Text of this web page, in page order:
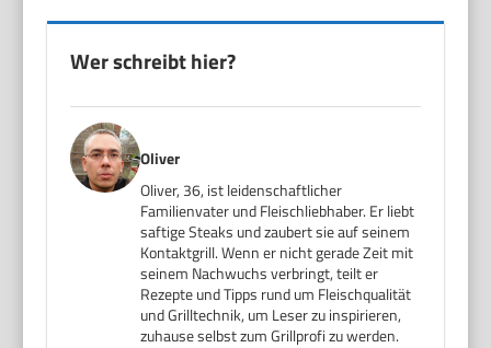
Wer schreibt hier?
Oliver
Oliver, 36, ist leidenschaftlicher
Familienvater und Fleischliebhaber. Er liebt
saftige Steaks und zaubert sie auf seinem
Kontaktgrill. Wenn er nicht gerade Zeit mit
seinem Nachwuchs verbringt, teilt er
Rezepte und Tipps rund um Fleischqualität
und Grilltechnik, um Leser zu inspirieren,
zuhause selbst zum Grillprofi zu werden.